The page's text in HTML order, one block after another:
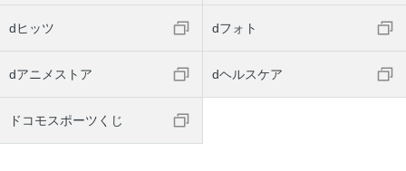
dヒッツ dフォト
dアニメストア dヘルスケア
ドコモスポーツくじ